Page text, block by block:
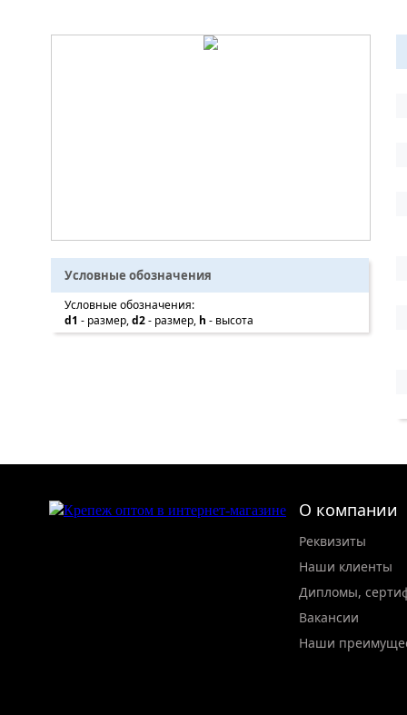
Условные обозначения
Условные обозначения:
d1 - размер,d2- размер, h - высота
О компании
Реквизиты
Наши клиенты
Дипломы,
Вакансии
Наши